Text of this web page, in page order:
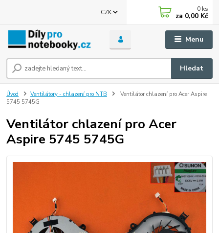
Menu
CZK
Hledat
0 ks
za 0,00 Kč
Úvod Ventilátory - chlazení pro NTB
Ventilátor chlazení pro Acer Aspire
5745 5745G
Ventilátor chlazení pro Acer
Aspire 5745 5745G